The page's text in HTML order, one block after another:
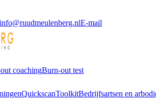
info@ruudmeulenberg.nlE-mail
coachingBurn-out test
QuickscanToolkitBedrijfsartsen en